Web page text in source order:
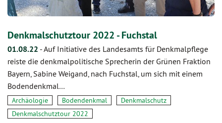
Denkmalschutztour 2022 - Fuchstal
01.08.22 -Auf Initiative des Landesamts für Denkmalpflege
reiste die denkmalpolitische Sprecherin der Grünen Fraktion
Bayern, Sabine Weigand, nach Fuchstal, um sich mit einem
Bodendenkmal…
Archäologie Bodendenkmal
Denkmalschutz
Denkmalschutztour 2022